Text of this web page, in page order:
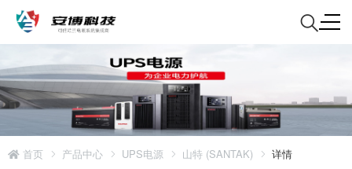
首页 产品中心 UPS电源 山特 (SANTAK) 详情